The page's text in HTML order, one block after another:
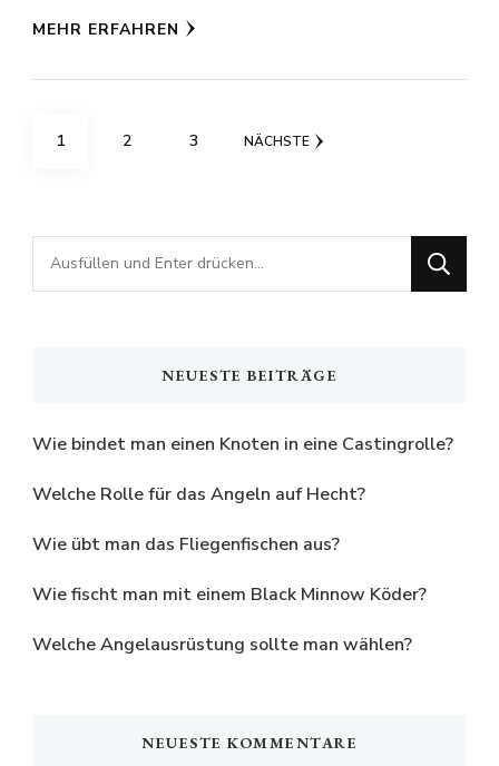
MEHR ERFAHREN
Seitennummerierung
SEITE
1 SEITE
2 SEITE
3 NÄCHSTE
Suchst
du
NEUESTE BEITRÄGE
Wie bindet man einen Knoten in eine Castingrolle?
Welche Rolle für das Angeln auf Hecht?
Wie übt man das Fliegenfischen aus?
Wie fischt man mit einem Black Minnow Köder?
Welche Angelausrüstung sollte man wählen?
NEUESTE KOMMENTARE